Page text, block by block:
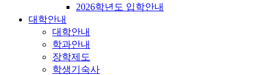
2026학년도 입학안내
대학안내
대학안내
학과안내
장학제도
학생기숙사